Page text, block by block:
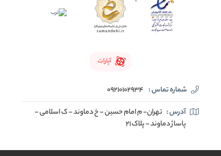
آپارات
شماره تماس : 09210102934
آدرس : تهران- م امام حسین - خ دماوند - ک اسلامی -
پاساژ دماوند - پلاک 21